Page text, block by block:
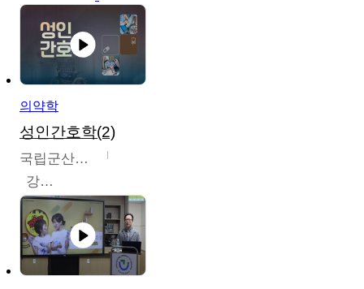
의약학
성인간호학(2)
국립군산대학교
강경아